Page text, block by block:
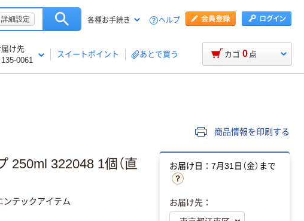
詳細設定 各種お手続き ヘルプ
届け先
135-0061
スイートポイント あとで買う カゴ 0 点
商品情報を印刷する
250ml 322048 1個（直
ンテックアイテム
お届け日：7月31日（金）まで
お届け先：